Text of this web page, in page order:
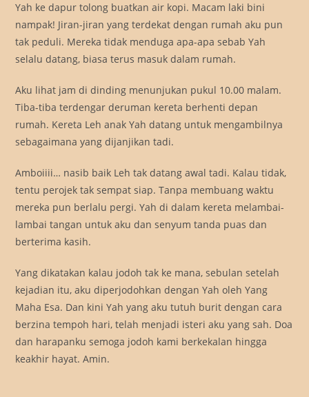
Yah ke dapur tolong buatkan air kopi. Macam laki bini
nampak! Jiran-jiran yang terdekat dengan rumah aku pun
tak peduli. Mereka tidak menduga apa-apa sebab Yah
selalu datang, biasa terus masuk dalam rumah.
Aku lihat jam di dinding menunjukan pukul 10.00 malam.
Tiba-tiba terdengar deruman kereta berhenti depan
rumah. Kereta Leh anak Yah datang untuk mengambilnya
sebagaimana yang dijanjikan tadi.
Amboiiii… nasib baik Leh tak datang awal tadi. Kalau tidak,
tentu perojek tak sempat siap. Tanpa membuang waktu
mereka pun berlalu pergi. Yah di dalam kereta melambai-
lambai tangan untuk aku dan senyum tanda puas dan
berterima kasih.
Yang dikatakan kalau jodoh tak ke mana, sebulan setelah
kejadian itu, aku diperjodohkan dengan Yah oleh Yang
Maha Esa. Dan kini Yah yang aku tutuh burit dengan cara
berzina tempoh hari, telah menjadi isteri aku yang sah. Doa
dan harapanku semoga jodoh kami berkekalan hingga
keakhir hayat. Amin.